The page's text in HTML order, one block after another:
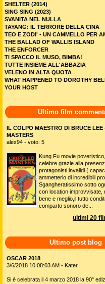
SHELTER (2014)
SING SING (2023)
SVANITA NEL NULLA
TAYANG: IL TERRORE DELLA CINA
TEO E ZODI' - UN CAMMELLO PER
THE BALLAD OF WALLIS ISLAND
THE ENFORCER
TI SPACCO IL MUSO, BIMBA!
TUTTE INSIEME ALL'ABBAZIA
VELENO IN ALTA QUOTA
WHAT HAPPENED TO DOROTHY
YOUR HOST
Ultimo film
IL COLPO MAESTRO DI BRUCE LEE
MASTERS
alex94 - voto: 5
Kung Fu movie
celebre grazie alla
protagonisti invalidi (
ammetterlo di incredibili
Sgangheratissimo sotto
con location improvvisate,
bene e meglio,il tutto
comparto sonoro de...
ultimi 20
Ultimo post blog
OSCAR 2018
3/6/2018 10:08:03 AM - Kater
Si è celebrata il 4 marzo 2018 la 90°